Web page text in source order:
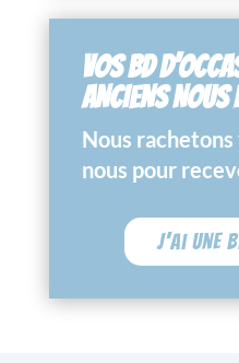
VOS BD
ANCIENS NOUS
Nous
nous pour
J'ai une